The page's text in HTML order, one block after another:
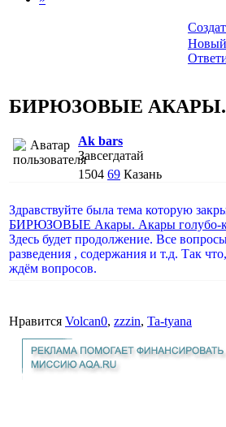
БИРЮЗОВЫЕ АКАРЫ.
Ak bars
Завсегдатай
1504 69 Казань
Здравствуйте была тема которую
БИРЮЗОВЫЕ Акары. Акары голубо-
Здесь будет продолжение. Все
разведения , содержания и т.д. Так
ждём вопросов.
Нравится Volcan0, zzzin, Ta-tyana